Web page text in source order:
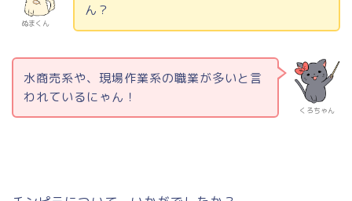
ぬまくん
ん？
くろちゃん
水商売系や、現場作業系の職業が多いと言
われているにゃん！